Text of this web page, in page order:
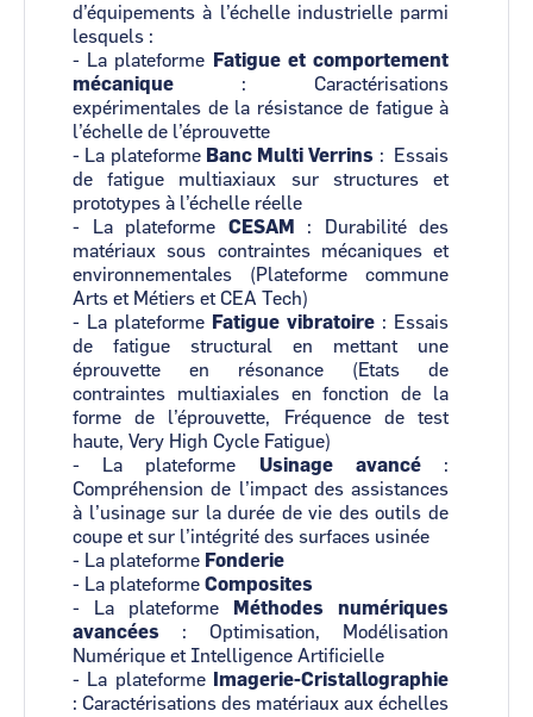
d’équipements à l’échelle industrielle parmi
lesquels :
- La plateforme
Fatigue et comportement
mécanique : Caractérisations
expérimentales de la résistance de fatigue à
l’échelle de l’éprouvette
- La plateforme Banc Multi Verrins :
Essais
de fatigue multiaxiaux sur structures et
prototypes à l’échelle réelle
- La plateforme CESAM :
Durabilité des
matériaux sous contraintes mécaniques et
environnementales (Plateforme commune
Arts et Métiers et CEA Tech)
- La plateforme Fatigue vibratoire : Essais
de fatigue structural en mettant une
éprouvette en résonance (Etats de
contraintes multiaxiales en fonction de la
forme de l’éprouvette, Fréquence de test
haute, Very High Cycle Fatigue)
- La plateforme Usinage avancé:
Compréhension de l’impact des assistances
à l’usinage sur la durée de vie des outils de
coupe et sur l’intégrité des surfaces usinée
- La plateforme Fonderie
- La plateforme Composites
- La plateforme
Méthodes numériques
avancées : Optimisation, Modélisation
Numérique et Intelligence Artificielle
- La plateforme
Imagerie-Cristallographie
: Caractérisations des matériaux aux échelles